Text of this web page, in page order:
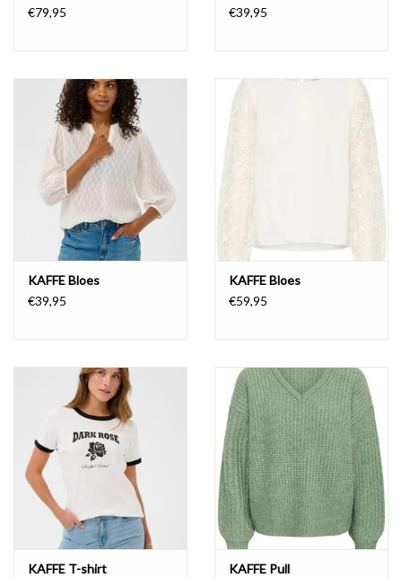
€79,95
€39,95
KAFFE Bloes
€39,95
KAFFE Bloes
€59,95
KAFFE T-shirt
KAFFE Pull